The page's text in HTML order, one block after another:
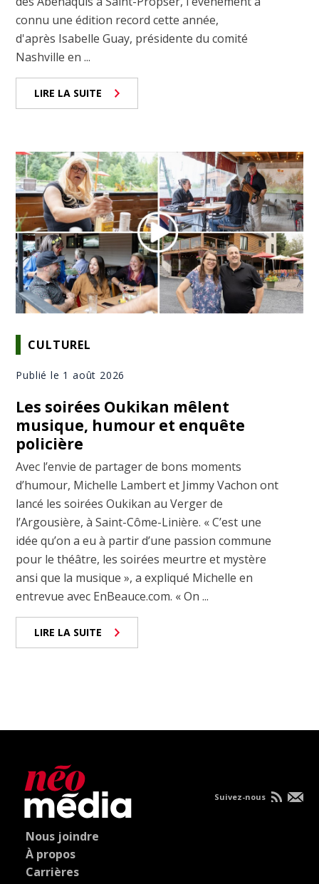
connu une édition record cette année,
d'après Isabelle Guay, présidente du comité
Nashville en ...
LIRE LA SUITE
CULTUREL
Publié le 1 août 2026
Les soirées Oukikan mêlent
musique, humour et enquête
policière
Avec l’envie de partager de bons moments
d’humour, Michelle Lambert et Jimmy Vachon ont
lancé les soirées Oukikan au Verger de
l’Argousière, à Saint-Côme-Linière. « C’est une
idée qu’on a eu à partir d’une passion commune
pour le théâtre, les soirées meurtre et mystère
ansi que la musique », a expliqué Michelle en
entrevue avec EnBeauce.com. « On ...
LIRE LA SUITE
Nous joindre
À propos
Carrières
Suivez-nous